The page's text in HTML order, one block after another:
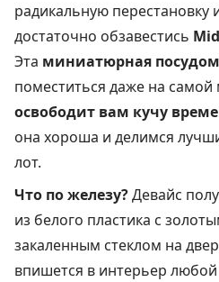
радикальную перестановку
достаточно обзавестись
Эта миниатюрная
поместиться даже на самой
освободит вам кучу
она хороша и делимся
лот.
Что по железу?Девайс
из белого пластика с
закаленным стеклом на
впишется в интерьер любой